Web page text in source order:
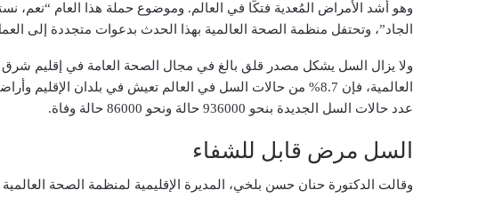
وهو أشد الأمراض المُعدية فتكًا في العالم. وموضوع حملة هذا العام “نعم،
الجاد”، وتحتفل منظمة الصحة العالمية بهذا الحدث بدعوات متجددة إلى
ولا يزال السل يشكل مصدر قلق بالغ في مجال الصحة العامة في إقليم
عدد حالات السل الجديدة بنحو 936000 حالة ونحو 86000 حالة وفاة.
السل مرض قابل للشفاء
وقالت الدكتورة حنان حسن بلخي، المديرة الإقليمية لمنظمة الصحة